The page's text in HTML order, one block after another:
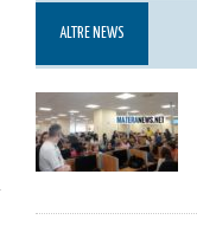
ALTRE NEWS